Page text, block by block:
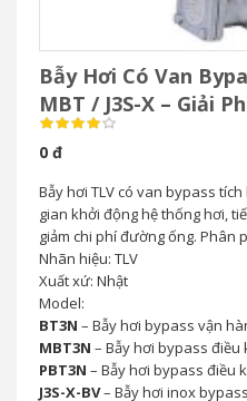
Bẫy Hơi Có Van
MBT / J3S-X – Giải
Động Nhanh Hệ
0 đ
Bẫy hơi TLV có van bypass
gian khởi động hệ thống hơi,
giảm chi phí đường ống. Phân
Nhãn hiệu: TLV
Xuất xứ: Nhật
Model:
BT3N – Bẫy hơi bypass vận
MBT3N – Bẫy hơi bypass điều
PBT3N – Bẫy hơi bypass điều
J3S-X-BV– Bẫy hơi inox